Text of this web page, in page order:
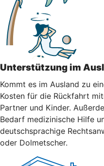
Unterstützung im
Kommt es im Ausland zu
Kosten für die Rückfahrt
Partner und Kinder.
Bedarf medizinische Hilfe
deutschsprachige
oder Dolmetscher.